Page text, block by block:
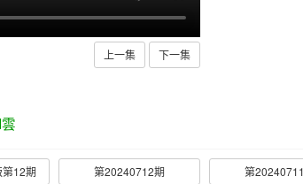
上一集 下一集
12期 第20240712期 第